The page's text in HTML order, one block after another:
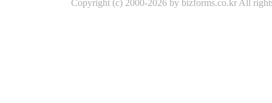
Copyright (c) 2000-2026 by bizforms.co.kr All